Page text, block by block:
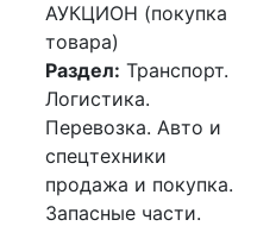
АУКЦИОН (покупка
товара)
Раздел: Транспорт.
Логистика.
Перевозка. Авто и
спецтехники
продажа и покупка.
Запасные части.